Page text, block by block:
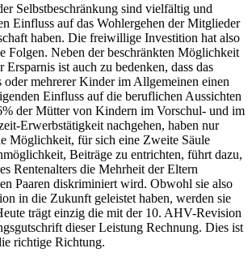
Selbstbeschränkung sind vielfältig und
Einfluss auf das Wohlergehen der Mitglieder
haben. Die freiwillige Investition hat also
Folgen. Neben der beschränkten Möglichkeit
ist auch zu bedenken, dass das
oder mehrerer Kinder im Allgemeinen einen
Einfluss auf die beruflichen Aussichten
der Mütter von Kindern im Vorschul- und im
Erwerbstätigkeit nachgehen, haben nur
Möglichkeit, für sich eine Zweite Säule
Beiträge zu entrichten, führt dazu,
Rentenalters die Mehrheit der Eltern
Paaren diskriminiert wird. Obwohl sie also
in die Zukunft geleistet haben, werden sie
trägt einzig die mit der 10. AHV-Revision
dieser Leistung Rechnung. Dies ist
richtige Richtung.